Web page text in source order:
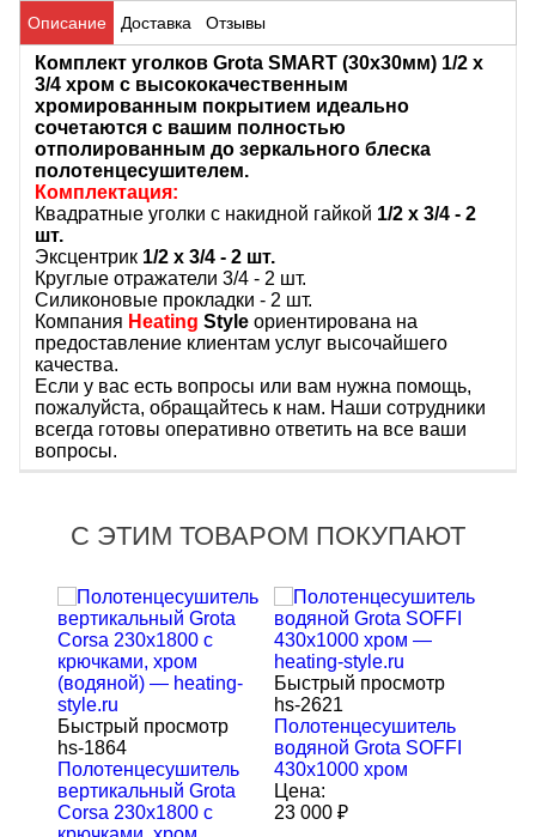
Описание Доставка Отзывы
Комплект уголков Grota SMART (30х30мм) 1/2 х
3/4 хром с высококачественным
хромированным покрытием идеально
сочетаются с вашим полностью
отполированным до зеркального блеска
полотенцесушителем.
Комплектация:
Квадратные уголки с накидной гайкой 1/2 х 3/4 - 2
шт.
Эксцентрик 1/2 х 3/4 - 2 шт.
Круглые отражатели 3/4 - 2 шт.
Силиконовые прокладки - 2 шт.
Компания Heating Style ориентирована на
предоставление клиентам услуг высочайшего
качества.
Если у вас есть вопросы или вам нужна помощь,
пожалуйста, обращайтесь к нам. Наши сотрудники
всегда готовы оперативно ответить на все ваши
вопросы.
С ЭТИМ ТОВАРОМ ПОКУПАЮТ
Быстрый просмотр
hs-1864
Полотенцесушитель
вертикальный Grota
Corsa 230x1800 с
Быстрый просмотр
hs-2621
Полотенцесушитель
водяной Grota SOFFI
430х1000 хром
Цена:
23 000 ₽